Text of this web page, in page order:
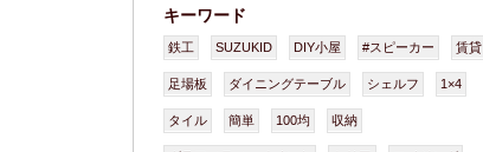
キーワード
鉄工 SUZUKID DIY小屋 #スピーカー 賃貸
足場板 ダイニングテーブル シェルフ 1×4
タイル 簡単 100均 収納